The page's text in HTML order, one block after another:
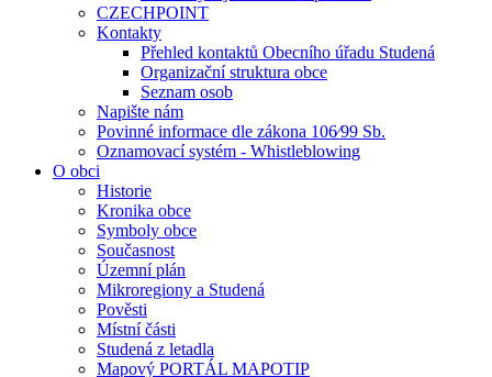
CZECHPOINT
Kontakty
Přehled kontaktů Obecního úřadu Studená
Organizační struktura obce
Seznam osob
Napište nám
Povinné informace dle zákona 106⁄99 Sb.
Oznamovací systém - Whistleblowing
O obci
Historie
Kronika obce
Symboly obce
Současnost
Územní plán
Mikroregiony a Studená
Pověsti
Místní části
Studená z letadla
Mapový PORTÁL MAPOTIP